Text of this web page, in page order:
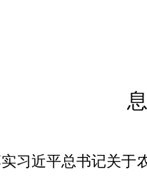
习近平总书记关于